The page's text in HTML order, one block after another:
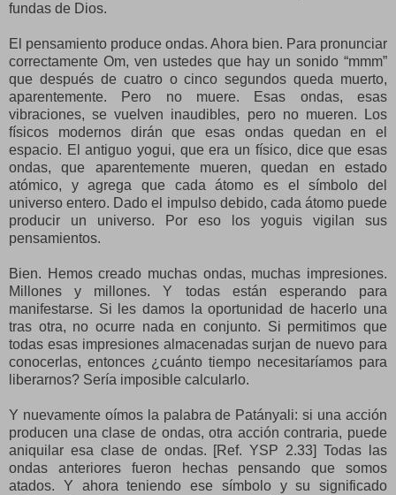
fundas de Dios.
El pensamiento produce ondas. Ahora bien. Para pronunciar
correctamente Om, ven ustedes que hay un sonido “mmm”
que después de cuatro o cinco segundos queda muerto,
aparentemente. Pero no muere. Esas ondas, esas
vibraciones, se vuelven inaudibles, pero no mueren. Los
físicos modernos dirán que esas ondas quedan en el
espacio. El antiguo yogui, que era un físico, dice que esas
ondas, que aparentemente mueren, quedan en estado
atómico, y agrega que cada átomo es el símbolo del
universo entero. Dado el impulso debido, cada átomo puede
producir un universo. Por eso los yoguis vigilan sus
pensamientos.
Bien. Hemos creado muchas ondas, muchas impresiones.
Millones y millones. Y todas están esperando para
manifestarse. Si les damos la oportunidad de hacerlo una
tras otra, no ocurre nada en conjunto. Si permitimos que
todas esas impresiones almacenadas surjan de nuevo para
conocerlas, entonces ¿cuánto tiempo necesitaríamos para
liberarnos? Sería imposible calcularlo.
Y nuevamente oímos la palabra de Patányali: si una acción
producen una clase de ondas, otra acción contraria, puede
aniquilar esa clase de ondas. [Ref. YSP 2.33] Todas las
ondas anteriores fueron hechas pensando que somos
atados. Y ahora teniendo ese símbolo y su significado